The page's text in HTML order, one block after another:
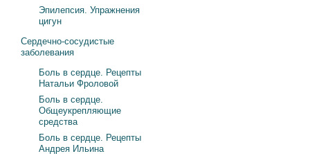
Эпилепсия. Упражнения
цигун
Сердечно-сосудистые
заболевания
Боль в сердце. Рецепты
Натальи Фроловой
Боль в сердце.
Общеукрепляющие
средства
Боль в сердце. Рецепты
Андрея Ильина